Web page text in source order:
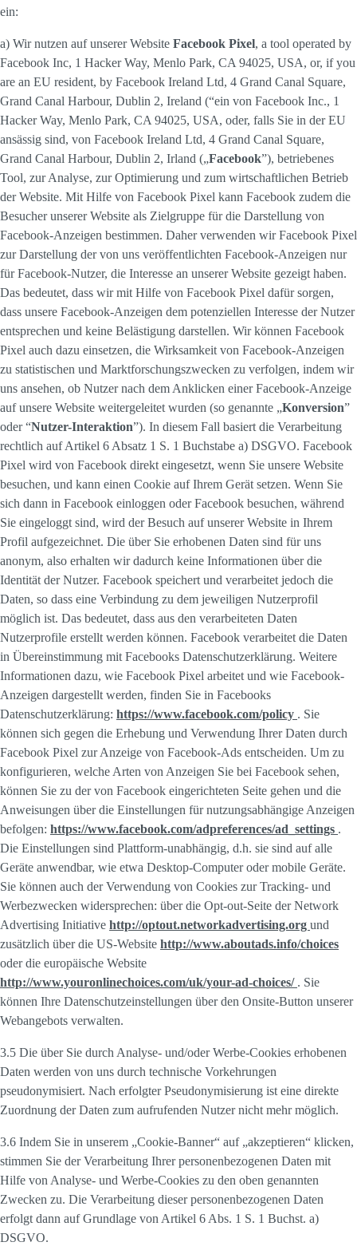
ein:
a) Wir nutzen auf unserer Website Facebook Pixel, a tool operated by
Facebook Inc, 1 Hacker Way, Menlo Park, CA 94025, USA, or, if you
are an EU resident, by Facebook Ireland Ltd, 4 Grand Canal Square,
Grand Canal Harbour, Dublin 2, Ireland (“ein von Facebook Inc., 1
Hacker Way, Menlo Park, CA 94025, USA, oder, falls Sie in der EU
ansässig sind, von Facebook Ireland Ltd, 4 Grand Canal Square,
Grand Canal Harbour, Dublin 2, Irland („Facebook”), betriebenes
Tool, zur Analyse, zur Optimierung und zum wirtschaftlichen Betrieb
der Website. Mit Hilfe von Facebook Pixel kann Facebook zudem die
Besucher unserer Website als Zielgruppe für die Darstellung von
Facebook-Anzeigen bestimmen. Daher verwenden wir Facebook Pixel
zur Darstellung der von uns veröffentlichten Facebook-Anzeigen nur
für Facebook-Nutzer, die Interesse an unserer Website gezeigt haben.
Das bedeutet, dass wir mit Hilfe von Facebook Pixel dafür sorgen,
dass unsere Facebook-Anzeigen dem potenziellen Interesse der Nutzer
entsprechen und keine Belästigung darstellen. Wir können Facebook
Pixel auch dazu einsetzen, die Wirksamkeit von Facebook-Anzeigen
zu statistischen und Marktforschungszwecken zu verfolgen, indem wir
uns ansehen, ob Nutzer nach dem Anklicken einer Facebook-Anzeige
auf unsere Website weitergeleitet wurden (so genannte „Konversion”
oder “Nutzer-Interaktion”). In diesem Fall basiert die Verarbeitung
rechtlich auf Artikel 6 Absatz 1 S. 1 Buchstabe a) DSGVO. Facebook
Pixel wird von Facebook direkt eingesetzt, wenn Sie unsere Website
besuchen, und kann einen Cookie auf Ihrem Gerät setzen. Wenn Sie
sich dann in Facebook einloggen oder Facebook besuchen, während
Sie eingeloggt sind, wird der Besuch auf unserer Website in Ihrem
Profil aufgezeichnet. Die über Sie erhobenen Daten sind für uns
anonym, also erhalten wir dadurch keine Informationen über die
Identität der Nutzer. Facebook speichert und verarbeitet jedoch die
Daten, so dass eine Verbindung zu dem jeweiligen Nutzerprofil
möglich ist. Das bedeutet, dass aus den verarbeiteten Daten
Nutzerprofile erstellt werden können. Facebook verarbeitet die Daten
in Übereinstimmung mit Facebooks Datenschutzerklärung. Weitere
Informationen dazu, wie Facebook Pixel arbeitet und wie Facebook-
Anzeigen dargestellt werden, finden Sie in Facebooks
Datenschutzerklärung: https://www.facebook.com/policy . Sie
können sich gegen die Erhebung und Verwendung Ihrer Daten durch
Facebook Pixel zur Anzeige von Facebook-Ads entscheiden. Um zu
konfigurieren, welche Arten von Anzeigen Sie bei Facebook sehen,
können Sie zu der von Facebook eingerichteten Seite gehen und die
Anweisungen über die Einstellungen für nutzungsabhängige Anzeigen
befolgen: https://www.facebook.com/adpreferences/ad_settings .
Die Einstellungen sind Plattform-unabhängig, d.h. sie sind auf alle
Geräte anwendbar, wie etwa Desktop-Computer oder mobile Geräte.
Sie können auch der Verwendung von Cookies zur Tracking- und
Werbezwecken widersprechen: über die Opt-out-Seite der Network
Advertising Initiative http://optout.networkadvertising.org und
zusätzlich über die US-Website http://www.aboutads.info/choices
oder die europäische Website
http://www.youronlinechoices.com/uk/your-ad-choices/ . Sie
können Ihre Datenschutzeinstellungen über den Onsite-Button unserer
Webangebots verwalten.
3.5 Die über Sie durch Analyse- und/oder Werbe-Cookies erhobenen
Daten werden von uns durch technische Vorkehrungen
pseudonymisiert. Nach erfolgter Pseudonymisierung ist eine direkte
Zuordnung der Daten zum aufrufenden Nutzer nicht mehr möglich.
3.6 Indem Sie in unserem „Cookie-Banner“ auf „akzeptieren“ klicken,
stimmen Sie der Verarbeitung Ihrer personenbezogenen Daten mit
Hilfe von Analyse- und Werbe-Cookies zu den oben genannten
Zwecken zu. Die Verarbeitung dieser personenbezogenen Daten
erfolgt dann auf Grundlage von Artikel 6 Abs. 1 S. 1 Buchst. a)
DSGVO.